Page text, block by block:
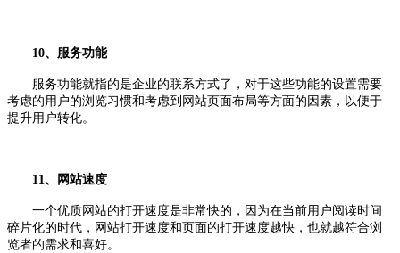
10、服务功能
服务功能就指的是企业的联系方式了，对于这些功能的设置需要
考虑的用户的浏览习惯和考虑到网站页面布局等方面的因素，以便于
提升用户转化。
11、网站速度
一个优质网站的打开速度是非常快的，因为在当前用户阅读时间
碎片化的时代，网站打开速度和页面的打开速度越快，也就越符合浏
览者的需求和喜好。